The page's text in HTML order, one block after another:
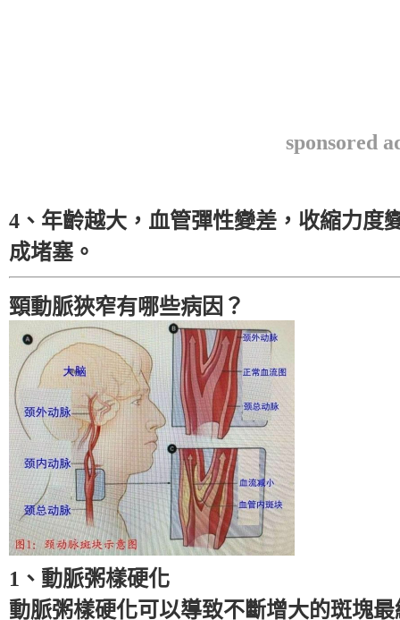
sponsored
4、年齡越大，血管彈性變差，收縮力度
成堵塞。
頸動脈狹窄有哪些病因？
1、動脈粥樣硬化
動脈粥樣硬化可以導致不斷增大的斑塊